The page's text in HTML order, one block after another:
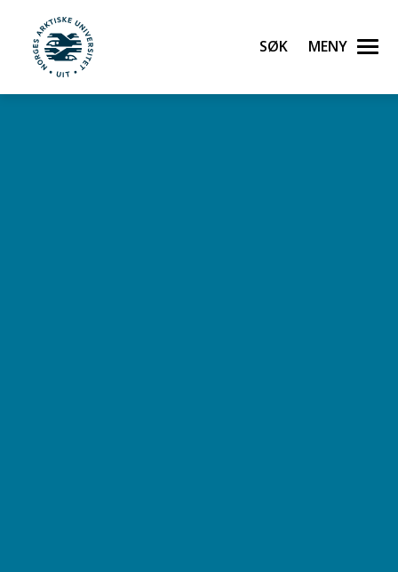
Gå til hovedinnhold
UiT Norges arktiske universitet
Søk Meny